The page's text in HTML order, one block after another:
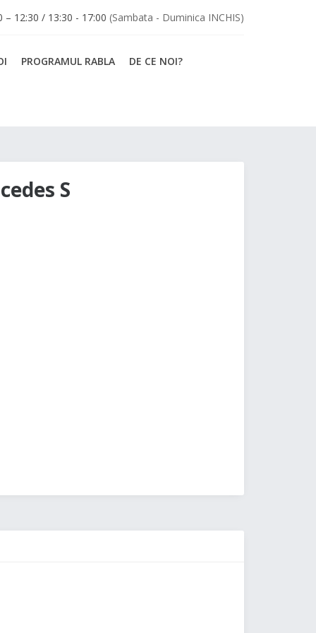
– 12:30 / 13:30 - 17:00 (Sambata - Duminica INCHIS)
PROGRAMUL RABLA DE CE NOI?
S